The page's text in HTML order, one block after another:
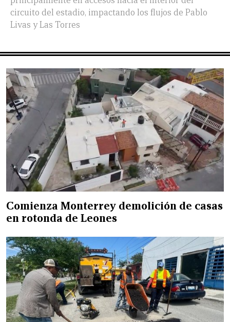
circuito del estadio, impactando los flujos de Pablo
Livas y Las Torres
Comienza Monterrey demolición de casas
en rotonda de Leones